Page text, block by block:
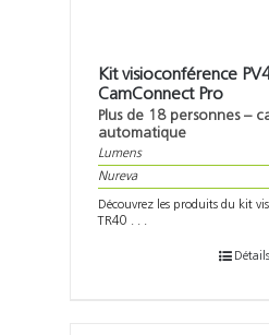
Kit visioconférence
CamConnect Pro
Plus de 18 personnes –
automatique
Lumens
Nureva
Découvrez les produits du kit
TR40 . . .
Détails